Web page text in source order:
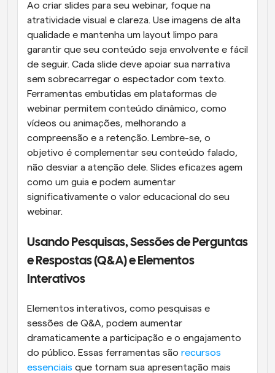
Ao criar slides para seu webinar, foque na
atratividade visual e clareza. Use imagens de alta
qualidade e mantenha um layout limpo para
garantir que seu conteúdo seja envolvente e fácil
de seguir. Cada slide deve apoiar sua narrativa
sem sobrecarregar o espectador com texto.
Ferramentas embutidas em plataformas de
webinar permitem conteúdo dinâmico, como
vídeos ou animações, melhorando a
compreensão e a retenção. Lembre-se, o
objetivo é complementar seu conteúdo falado,
não desviar a atenção dele. Slides eficazes agem
como um guia e podem aumentar
significativamente o valor educacional do seu
webinar.
Usando Pesquisas, Sessões de Perguntas
e Respostas (Q&A) e Elementos
Interativos
Elementos interativos, como pesquisas e
sessões de Q&A, podem aumentar
dramaticamente a participação e o engajamento
do público. Essas ferramentas são recursos
essenciais que tornam sua apresentação mais